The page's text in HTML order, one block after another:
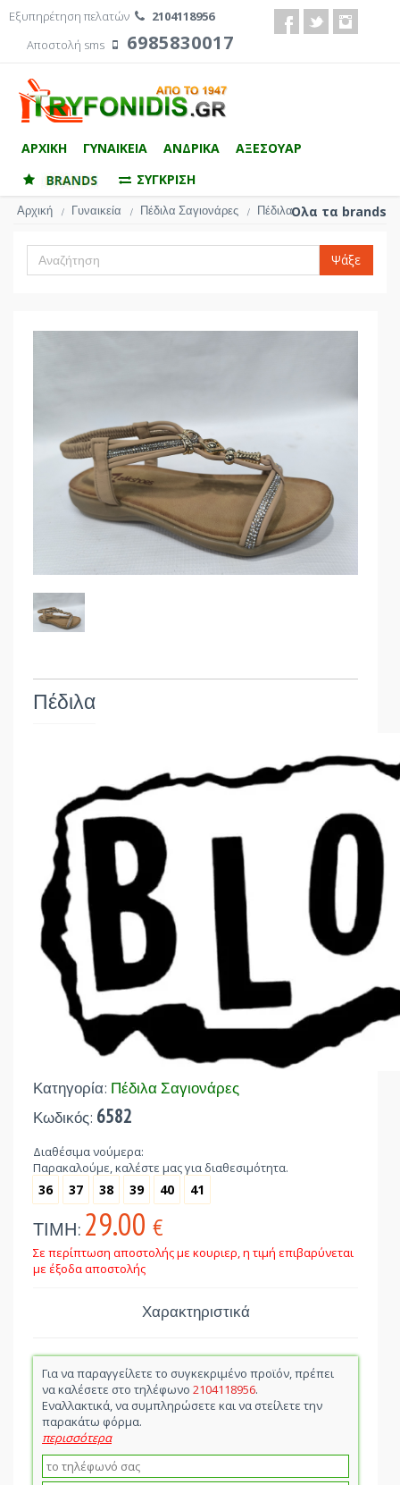
Εξυπηρέτηση πελατών
2104118956
Αποστολή sms
6985830017
ΑΡΧΙΚΗ ΓΥΝΑΙΚΕΙΑ ΑΝΔΡΙΚΑ
ΑΞΕΣΟΥΑΡ
ΣΥΓΚΡΙΣΗ
Αρχική / Γυναικεία / Πέδιλα Σαγιονάρες / Πέδιλα
Ψάξε
Ολα τα brands
Πέδιλα
Κατηγορία: Πέδιλα Σαγιονάρες
Κωδικός: 6582
Διαθέσιμα νούμερα:
Παρακαλούμε, καλέστε μας για διαθεσιμότητα.
36 37 38 39 40 41
ΤΙΜΗ: 29.00 €
Σε περίπτωση αποστολής με κουριερ, η τιμή επιβαρύνεται
με έξοδα αποστολής
Χαρακτηριστικά
Για να παραγγείλετε το συγκεκριμένο προϊόν, πρέπει
να καλέσετε στο τηλέφωνο 2104118956.
Εναλλακτικά, να συμπληρώσετε και να στείλετε την
παρακάτω φόρμα.
περισσότερα